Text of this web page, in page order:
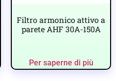
Filtro armonico attivo a
parete AHF 30A-150A
Per saperne di più